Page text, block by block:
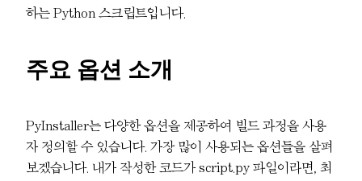
하는 Python 스크립트입니다.
주요 옵션 소개
PyInstaller는 다양한 옵션을 제공하여 빌드 과정을 사용
자 정의할 수 있습니다. 가장 많이 사용되는 옵션들을 살펴
보겠습니다. 내가 작성한 코드가 script.py 파일이라면, 최